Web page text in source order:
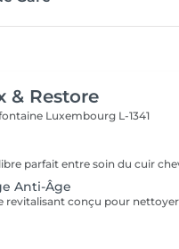
& Restore
Luxembourg L-1341
Anti-Âge